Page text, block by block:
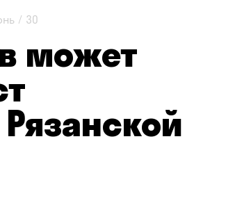
30
может